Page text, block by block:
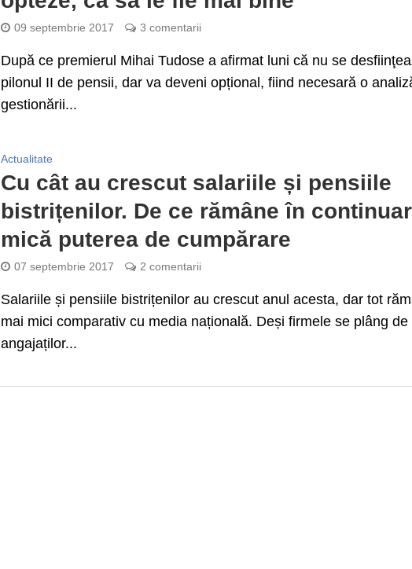
09 septembrie 2017 3 comentarii
După ce premierul Mihai Tudose a afirmat luni că nu se
pilonul II de pensii, dar va deveni opțional, fiind necesară o
gestionării...
Actualitate
Cu cât au crescut salariile și pensiile
bistrițenilor. De ce rămâne în
mică puterea de cumpărare
07 septembrie 2017 2 comentarii
Salariile și pensiile bistrițenilor au crescut anul acesta, dar tot
mai mici comparativ cu media națională. Deși firmele se plâng de
angajaților...